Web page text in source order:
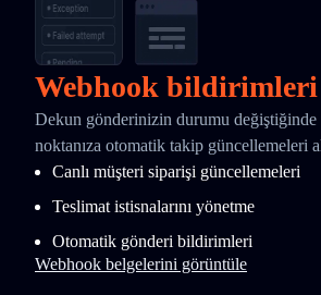
Webhook bildirimleri
Dekun gönderinizin durumu
noktanıza otomatik takip güncellemeleri
Canlı müşteri siparişi güncellemeleri
Teslimat istisnalarını yönetme
Otomatik gönderi bildirimleri
Webhook belgelerini görüntüle